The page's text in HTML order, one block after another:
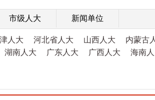
市级人大 新闻单位
人大 河北省人大 山西人大
内蒙古
湖南人大 广东人大 广西人大 海南